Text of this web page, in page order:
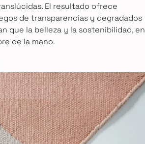
El resultado ofrece
de transparencias y degradados
que la belleza y la sostenibilidad, en
de la mano.